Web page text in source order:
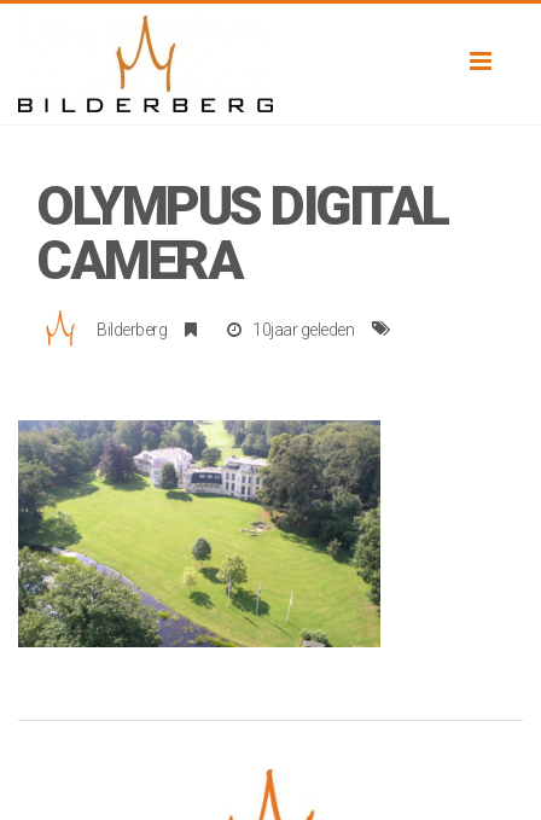
OLYMPUS DIGITAL
CAMERA
Bilderberg 10jaar geleden